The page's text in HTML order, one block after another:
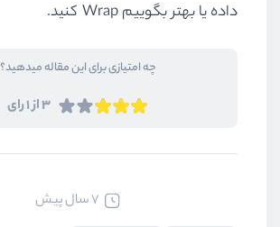
داده یا بهتر بگوییم Wrap کنید.
چه امتیازی برای این مقاله میدهید؟
3 از 1 رای
7 سال پیش